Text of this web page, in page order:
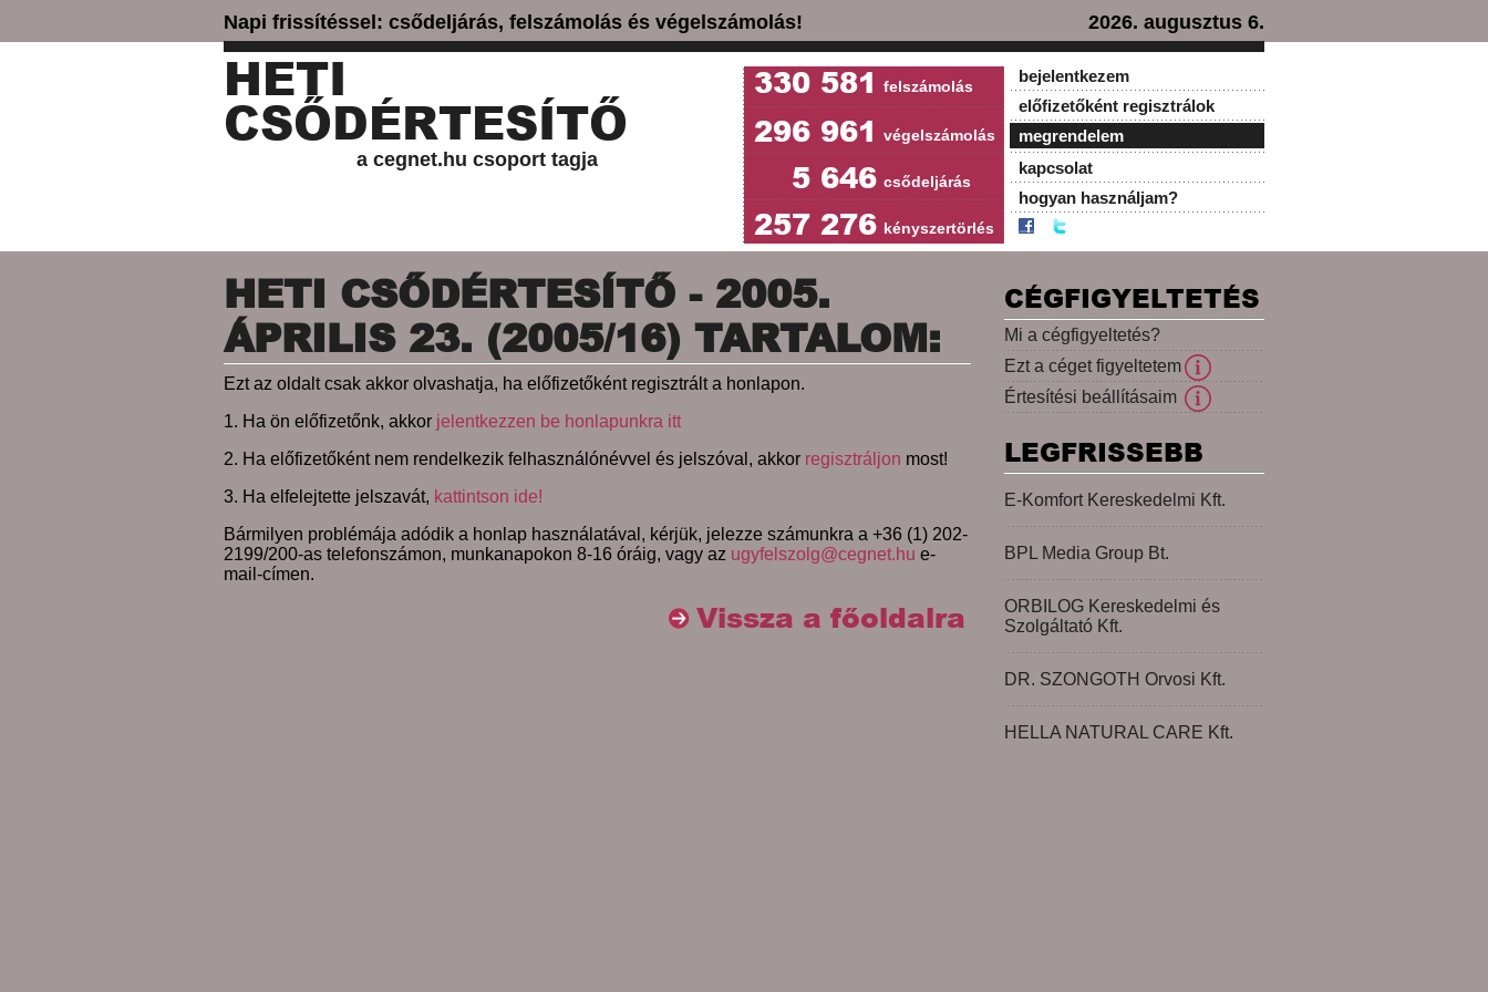
Napi frissítéssel: csődeljárás, felszámolás és végelszámolás! 2026. augusztus 6.
HETI
CSŐDÉRTESÍTŐ
a cegnet.hu csoport tagja
330 581 felszámolás
296 961 végelszámolás
5 646 csődeljárás
257 276 kényszertörlés
bejelentkezem
előfizetőként regisztrálok
megrendelem
kapcsolat
hogyan használjam?
HETI CSŐDÉRTESÍTŐ - 2005.
ÁPRILIS 23. (2005/16) TARTALOM:
Ezt az oldalt csak akkor olvashatja, ha előfizetőként regisztrált a honlapon.
1. Ha ön előfizetőnk, akkor jelentkezzen be honlapunkra itt
2. Ha előfizetőként nem rendelkezik felhasználónévvel és jelszóval, akkor regisztráljon most!
3. Ha elfelejtette jelszavát, kattintson ide!
Bármilyen problémája adódik a honlap használatával, kérjük, jelezze számunkra a +36 (1) 202-
2199/200-as telefonszámon, munkanapokon 8-16 óráig, vagy az ugyfelszolg@cegnet.hu e-
mail-címen.
Vissza a főoldalra
CÉGFIGYELTETÉS
Mi a cégfigyeltetés?
Ezt a céget figyeltetem
Értesítési beállításaim
LEGFRISSEBB
E-Komfort Kereskedelmi Kft.
BPL Media Group Bt.
ORBILOG Kereskedelmi és
Szolgáltató Kft.
DR. SZONGOTH Orvosi Kft.
HELLA NATURAL CARE Kft.